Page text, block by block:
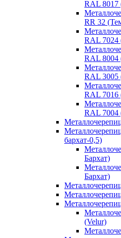
RAL 8017
RR 32
RAL 7024
RAL 8004
RAL
RAL 7016
RAL 7004
бархат-0,5)
Бархат)
Бархат)
(Velur)